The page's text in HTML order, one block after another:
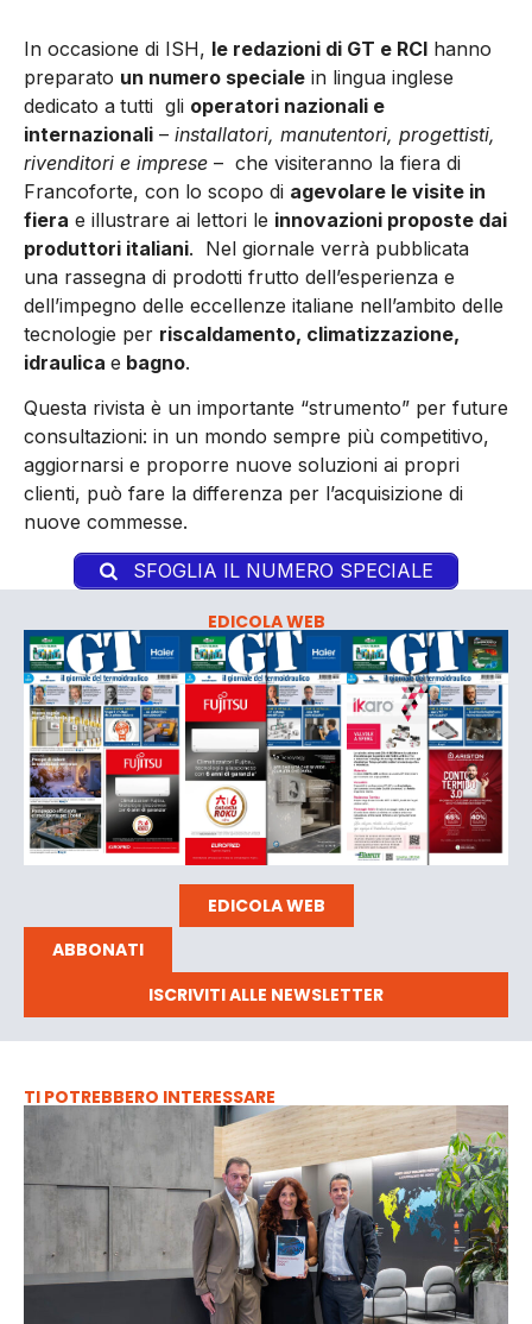
In occasione di ISH, le redazioni di GT e RCI hanno
preparato un numero speciale in lingua inglese
dedicato a tutti gli operatori nazionali e
internazionali – installatori, manutentori, progettisti,
rivenditori e imprese – che visiteranno la fiera di
Francoforte, con lo scopo di agevolare le visite in
fiera e illustrare ai lettori le innovazioni proposte dai
produttori italiani. Nel giornale verrà pubblicata
una rassegna di prodotti frutto dell’esperienza e
dell’impegno delle eccellenze italiane nell’ambito delle
tecnologie per riscaldamento, climatizzazione,
idraulica e bagno.
Questa rivista è un importante “strumento” per future
consultazioni: in un mondo sempre più competitivo,
aggiornarsi e proporre nuove soluzioni ai propri
clienti, può fare la differenza per l’acquisizione di
nuove commesse.
SFOGLIA IL NUMERO SPECIALE
EDICOLA WEB
EDICOLA WEB
ABBONATI
ISCRIVITI ALLE NEWSLETTER
TI POTREBBERO INTERESSARE